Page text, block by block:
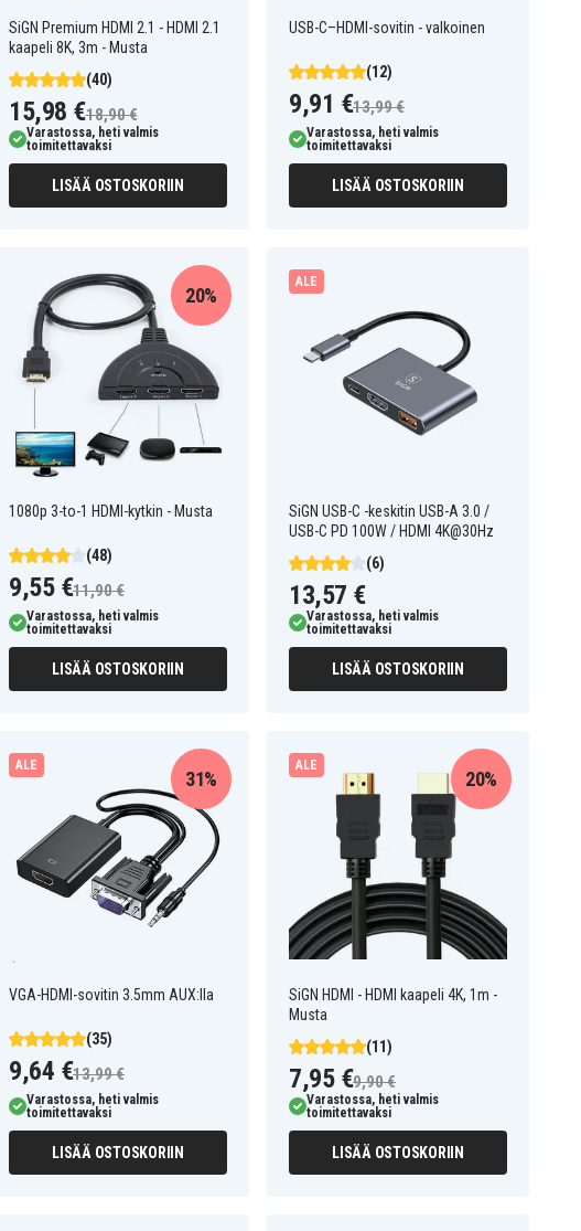
SiGN Premium HDMI 2.1 - HDMI 2.1
kaapeli 8K, 3m - Musta
(40)
15,98 €18,90 €
Varastossa, heti valmis
toimitettavaksi
LISÄÄ OSTOSKORIIN
USB-C–HDMI-sovitin - valkoinen
(12)
9,91 €13,99 €
Varastossa, heti valmis
toimitettavaksi
LISÄÄ OSTOSKORIIN
1080p 3-to-1 HDMI-kytkin - Musta
(48)
20%
9,55 €11,90 €
Varastossa, heti valmis
toimitettavaksi
LISÄÄ OSTOSKORIIN
ALE
SiGN USB-C -keskitin USB-A 3.0 /
USB-C PD 100W / HDMI 4K@30Hz
(6)
13,57 €
Varastossa, heti valmis
toimitettavaksi
LISÄÄ OSTOSKORIIN
ALE
VGA-HDMI-sovitin 3.5mm AUX:lla
(35)
31%
9,64 €13,99 €
Varastossa, heti valmis
toimitettavaksi
LISÄÄ OSTOSKORIIN
ALE
SiGN HDMI - HDMI kaapeli 4K, 1m -
Musta
(11)
20%
7,95 €9,90 €
Varastossa, heti valmis
toimitettavaksi
LISÄÄ OSTOSKORIIN